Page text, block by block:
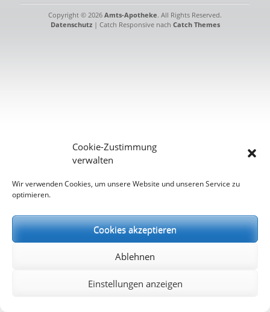
Cookie-Zustimmung
verwalten
Wir verwenden Cookies, um unsere Website und unseren Service zu
optimieren.
Cookies akzeptieren
Ablehnen
Einstellungen anzeigen
Copyright © 2026 Amts-Apotheke. All Rights Reserved.
Datenschutz| Catch Responsive nach Catch Themes